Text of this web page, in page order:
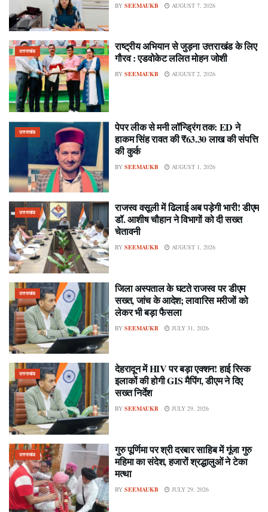
BY SEEMAUKB AUGUST 7, 2026
उत्तराखंड
राष्ट्रीय अभियान से जुड़ना उत्तराखंड के लिए
गौरव : एडवोकेट ललित मोहन जोशी
BY SEEMAUKB AUGUST 2, 2026
उत्तराखंड
पेपर लीक से मनी लॉन्ड्रिंग तक: ED ने
हाकम सिंह रावत की ₹63.30 लाख की संपत्ति
की कुर्क
BY SEEMAUKB AUGUST 1, 2026
उत्तराखंड
राजस्व वसूली में ढिलाई अब पड़ेगी भारी! डीएम
डॉ. आशीष चौहान ने विभागों को दी सख्त
चेतावनी
BY SEEMAUKB AUGUST 1, 2026
उत्तराखंड
जिला अस्पताल के घटते राजस्व पर डीएम
सख्त, जांच के आदेश; लावारिस मरीजों को
लेकर भी बड़ा फैसला
BY SEEMAUKB JULY 31, 2026
उत्तराखंड
देहरादून में HIV पर बड़ा एक्शन! हाई रिस्क
इलाकों की होगी GIS मैपिंग, डीएम ने दिए
सख्त निर्देश
BY SEEMAUKB JULY 29, 2026
उत्तराखंड
गुरु पूर्णिमा पर श्री दरबार साहिब में गूंजा गुरु
महिमा का संदेश, हजारों श्रद्धालुओं ने टेका
मत्था
BY SEEMAUKB JULY 29, 2026